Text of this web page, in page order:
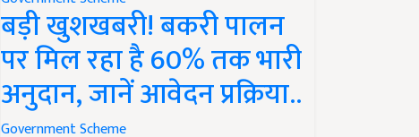
बड़ी खुशखबरी! बकरी पालन
पर मिल रहा है 60% तक भारी
अनुदान, जानें आवेदन प्रक्रिया..
Government Scheme